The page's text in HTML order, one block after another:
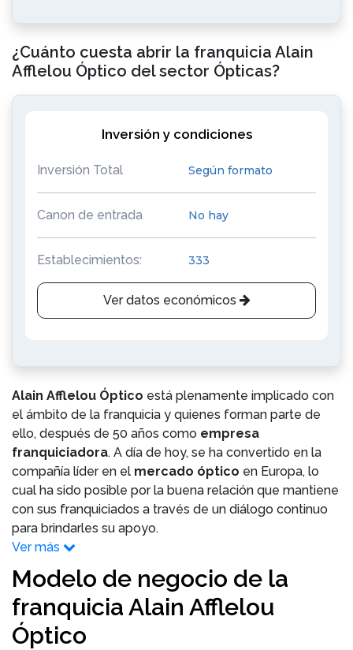
¿Cuánto cuesta abrir la franquicia Alain
Afflelou Óptico del sector Ópticas?
Inversión y condiciones
Inversión Total Según formato
Canon de entrada No hay
Establecimientos: 333
Ver datos económicos
Alain Afflelou Óptico está plenamente implicado con
el ámbito de la franquicia y quienes forman parte de
ello, después de 50 años como empresa
franquiciadora. A día de hoy, se ha convertido en la
compañía líder en el mercado óptico en Europa, lo
cual ha sido posible por la buena relación que mantiene
con sus franquiciados a través de un diálogo continuo
para brindarles su apoyo.
Ver más
Modelo de negocio de la
franquicia Alain Afflelou
Óptico